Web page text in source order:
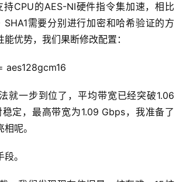
持CPU的AES-NI硬件指令集加速，相比
需要分别进行加密和哈希验证的方
优势，我们果断修改配置：
aes128gcm16
就一步到位了，平均带宽已经突破1.06
定，最高带宽为1.09 Gbps，我准备了
呢。
。